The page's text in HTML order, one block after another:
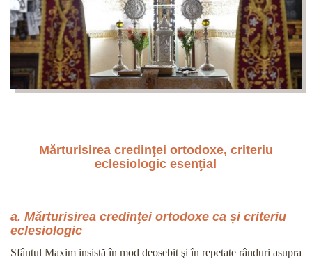
Mărturisirea credinţei ortodoxe, criteriu
eclesiologic esenţial
a. Mărturisirea credinţei ortodoxe ca și criteriu
eclesiologic
Sfântul Maxim insistă în mod deosebit şi în repetate rânduri asupra